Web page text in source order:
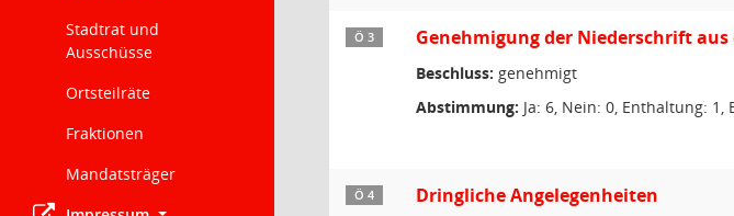
Stadtrat und
Ausschüsse
Ortsteilräte
Fraktionen
Mandatsträger
Ö 3 Genehmigung der Niederschrift aus
Beschluss: genehmigt
Abstimmung: Ja: 6, Nein: 0, Enthaltung: 1,
Ö 4 Dringliche Angelegenheiten